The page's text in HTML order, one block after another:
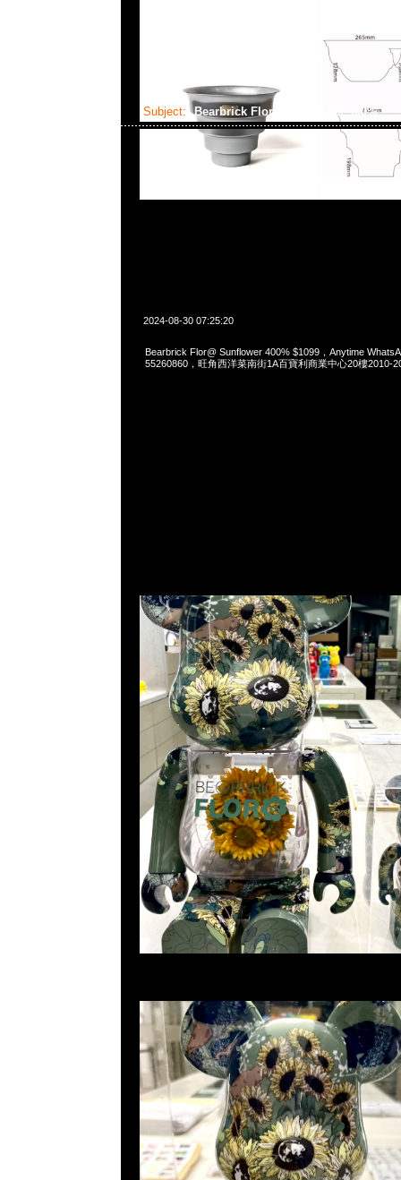
Subject: Bearbrick Flor@ Sunflower 400%
2024-08-30 07:25:20
Bearbrick Flor@ Sunflower 400% $1099，Anytime
55260860，旺角西洋菜南街1A百寶利商業中心20樓2010-